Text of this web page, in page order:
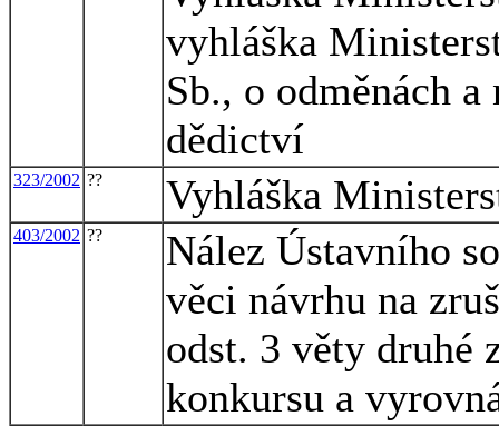
vyhláška
Sb., o odměnách
dědictví
323/2002 ?? Vyhláška
403/2002 ??
Nález Ústavního
věci návrhu na
odst. 3 věty druhé
konkursu a